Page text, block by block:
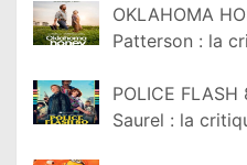
OKLAHOMA
Patterson : la
POLICE
Saurel : la